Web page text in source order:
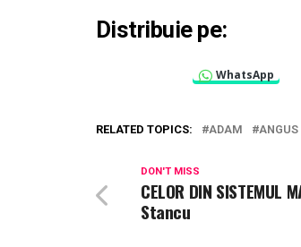
Distribuie pe:
WhatsApp
RELATED TOPICS: ADAM ANGUS
DON'T MISS
CELOR DIN SISTEMUL
Stancu